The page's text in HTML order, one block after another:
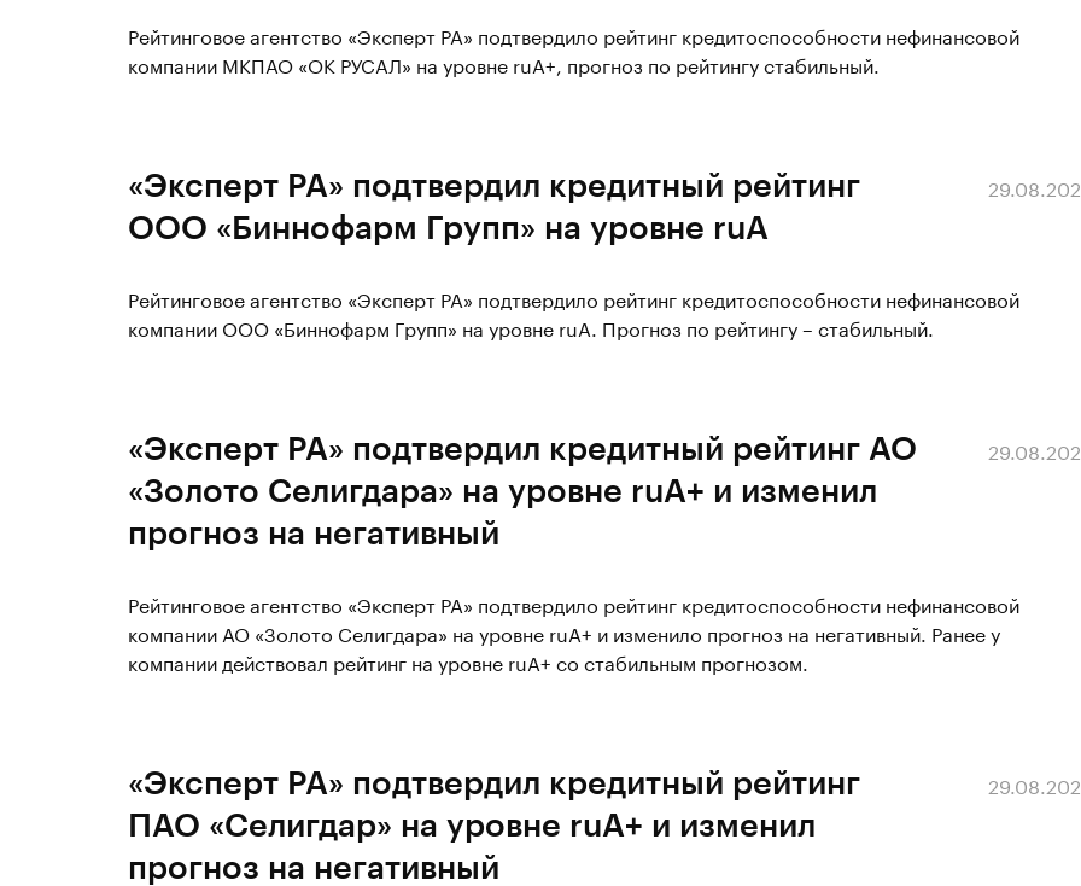
Рейтинговое агентство «Эксперт РА» подтвердило рейтинг кредитоспособности нефинансовой
компании МКПАО «ОК РУСАЛ» на уровне ruA+, прогноз по рейтингу стабильный.
«Эксперт РА» подтвердил кредитный рейтинг
ООО «Биннофарм Групп» на уровне ruA
Рейтинговое агентство «Эксперт РА» подтвердило рейтинг кредитоспособности нефинансовой
компании ООО «Биннофарм Групп» на уровне ruA. Прогноз по рейтингу – стабильный.
«Эксперт РА» подтвердил кредитный рейтинг АО
«Золото Селигдара» на уровне ruA+ и изменил
прогноз на негативный
Рейтинговое агентство «Эксперт РА» подтвердило рейтинг кредитоспособности нефинансовой
компании АО «Золото Селигдара» на уровне ruA+ и изменило прогноз на негативный. Ранее у
компании действовал рейтинг на уровне ruA+ со стабильным прогнозом.
«Эксперт РА» подтвердил кредитный рейтинг
ПАО «Селигдар» на уровне ruA+ и изменил
прогноз на негативный